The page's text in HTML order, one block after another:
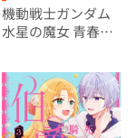
機動戦士ガンダム
水星の魔女 青春フ